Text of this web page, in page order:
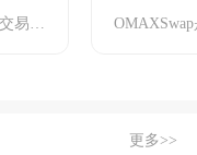
更多>>